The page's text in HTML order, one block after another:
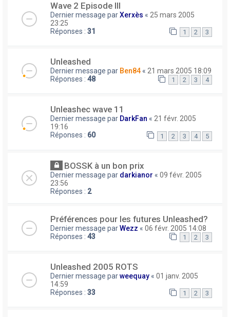
Wave 2 Episode III
Dernier message parXerxès « 25 mars 2005
23:25
Réponses : 31 1 2 3
Unleashed
Dernier message par Ben84 « 21 mars 2005 18:09
Réponses : 48 1 2 3 4
Unleashec wave 11
Dernier message par DarkFan « 21 févr. 2005
19:16
Réponses : 60 1 2 3 4 5
BOSSK à un bon prix
Dernier message par darkianor « 09 févr. 2005
23:56
Réponses : 2
Préférences pour les futures Unleashed?
Dernier message parWezz « 06 févr. 2005 14:08
Réponses : 43 1 2 3
Unleashed 2005 ROTS
Dernier message parweequay « 01 janv. 2005
14:59
Réponses : 33 1 2 3